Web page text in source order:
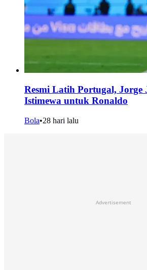
Resmi Latih Portugal, Jorge
Istimewa untuk Ronaldo
Bola•28 hari lalu
Advertisement